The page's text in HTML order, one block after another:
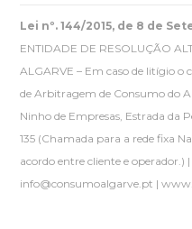
Lei nº. 144/2015, de 8 de
ENTIDADE DE RESOLUÇÃO
ALGARVE – Em caso de litígio
de Arbitragem de Consumo do
Ninho de Empresas, Estrada da
135 (Chamada para a rede fixa
acordo entre cliente e operador.)
info@consumoalgarve.pt |